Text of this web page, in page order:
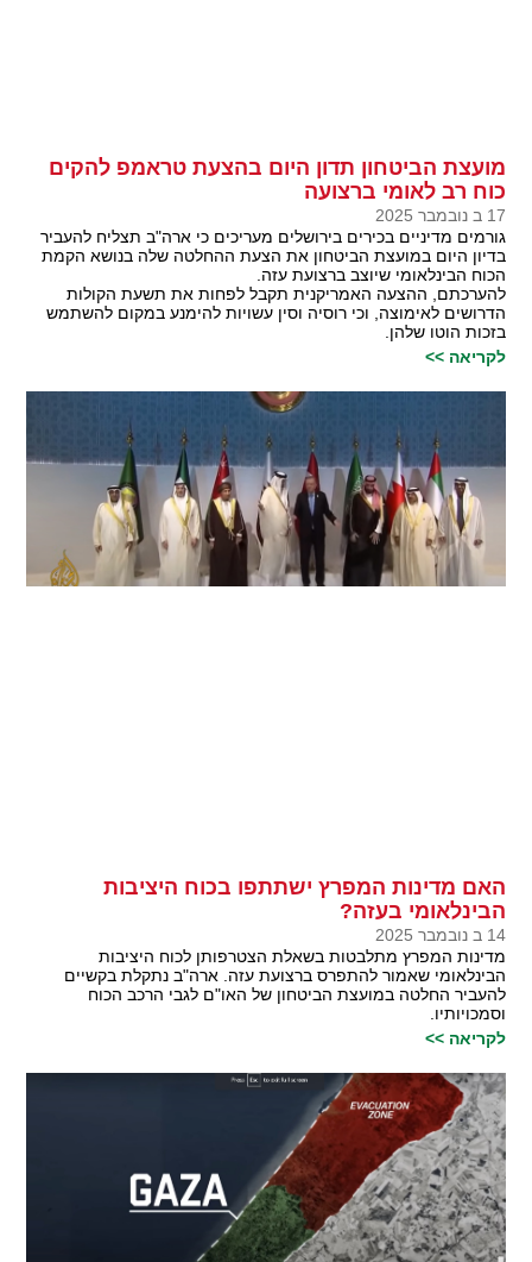
מועצת הביטחון תדון היום בהצעת טראמפ להקים
כוח רב לאומי ברצועה
17 ב נובמבר 2025
גורמים מדיניים בכירים בירושלים מעריכים כי ארה"ב תצליח להעביר
בדיון היום במועצת הביטחון את הצעת ההחלטה שלה בנושא הקמת
הכוח הבינלאומי שיוצב ברצועת עזה.
להערכתם, ההצעה האמריקנית תקבל לפחות את תשעת הקולות
הדרושים לאימוצה, וכי רוסיה וסין עשויות להימנע במקום להשתמש
בזכות הוטו שלהן.
לקריאה >>
האם מדינות המפרץ ישתתפו בכוח היציבות
הבינלאומי בעזה?
14 ב נובמבר 2025
מדינות המפרץ מתלבטות בשאלת הצטרפותן לכוח היציבות
הבינלאומי שאמור להתפרס ברצועת עזה. ארה"ב נתקלת בקשיים
להעביר החלטה במועצת הביטחון של האו"ם לגבי הרכב הכוח
וסמכויותיו.
לקריאה >>